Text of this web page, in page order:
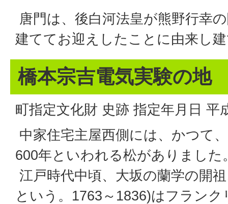
唐門は、後白河法皇が熊野行幸
建ててお迎えしたことに由来し
橋本宗吉電気実験の地
町指定文化財 史跡 指定年月日 平
中家住宅主屋西側には、かつて
600年といわれる松がありました
江戸時代中頃、大坂の蘭学の開
という。1763～1836)はフラン